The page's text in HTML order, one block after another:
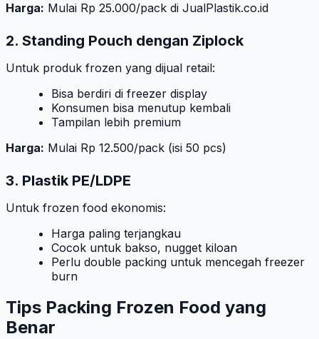
Harga: Mulai Rp 25.000/pack di JualPlastik.co.id
2. Standing Pouch dengan Ziplock
Untuk produk frozen yang dijual retail:
Bisa berdiri di freezer display
Konsumen bisa menutup kembali
Tampilan lebih premium
Harga: Mulai Rp 12.500/pack (isi 50 pcs)
3. Plastik PE/LDPE
Untuk frozen food ekonomis:
Harga paling terjangkau
Cocok untuk bakso, nugget kiloan
Perlu double packing untuk mencegah freezer
burn
Tips Packing Frozen Food yang
Benar